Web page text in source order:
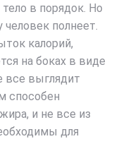
в порядок. Но
человек полнеет.
калорий,
на боках в виде
все выглядит
способен
и не все из
для